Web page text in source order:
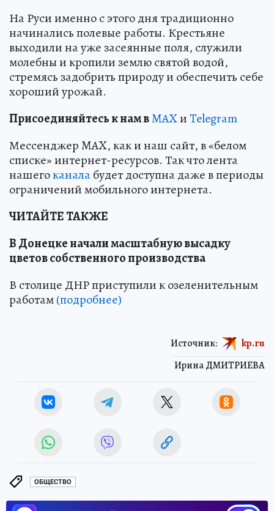
На Руси именно с этого дня традиционно
начинались полевые работы. Крестьяне
выходили на уже засеянные поля, служили
молебны и кропили землю святой водой,
стремясь задобрить природу и обеспечить себе
хороший урожай.
Присоединяйтесь к нам вMAXиTelegram
Мессенджер MAX, как и наш сайт, в «белом
списке» интернет-ресурсов. Так что лента
нашегоканалабудет доступна даже в периоды
ограничений мобильного интернета.
ЧИТАЙТЕ ТАКЖЕ
В Донецке начали масштабную высадку
цветов собственного производства
В столице ДНР приступили к озеленительным
работам(подробнее)
Ирина ДМИТРИЕВА
Источник: kp.ru
ОБЩЕСТВО